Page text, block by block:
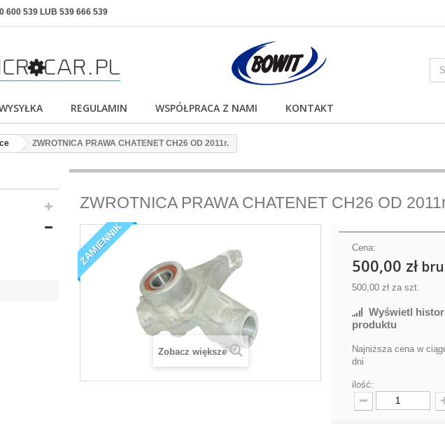
600 539 LUB 539 666 539
REGULAMIN WSPÓŁPRACA Z NAMI KONTAKT
ZWROTNICA PRAWA CHATENET CH26 OD 2011r.
ZWROTNICA PRAWA CHATENET CH26 OD
ZAMIENNIK
Zobacz większe
Cena:
500,00 zł
500,00 zł za szt.
Wyświetl
produktu
Najniższa cena w
dni
ilość: